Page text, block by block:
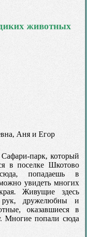
животных
Аня и Егор
парк, который
в поселке Шкотово
попадаешь в
увидеть многих
Живущие здесь
дружелюбны и
оказавшиеся в
Многие попали сюда